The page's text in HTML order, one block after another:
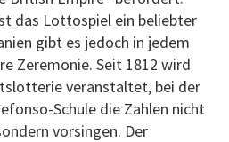
das Lottospiel ein beliebter
gibt es jedoch in jedem
Zeremonie. Seit 1812 wird
veranstaltet, bei der
Schule die Zahlen nicht
vorsingen. Der